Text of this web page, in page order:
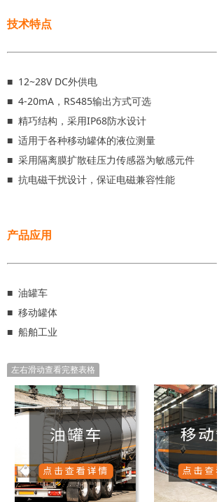
技术特点
■ 12~28V DC外供电
■ 4-20mA，RS485输出方式可选
■ 精巧结构，采用IP68防水设计
■ 适用于各种移动罐体的液位测量
■ 采用隔离膜扩散硅压力传感器为敏感元件
■ 抗电磁干扰设计，保证电磁兼容性能
产品应用
■ 油罐车
■ 移动罐体
■ 船舶工业
左右滑动查看完整表格